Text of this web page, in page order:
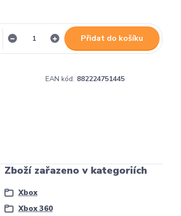
Přidat do košíku
EAN kód: 882224751445
Zboží zařazeno v kategoriích
Xbox
Xbox 360